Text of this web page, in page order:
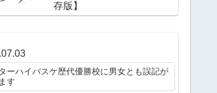
存版】
ーハイバスケ歴代優勝校に男女とも誤記が
す